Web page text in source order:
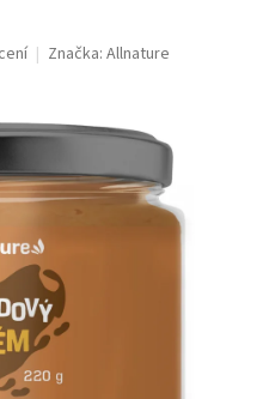
Značka: Allnature